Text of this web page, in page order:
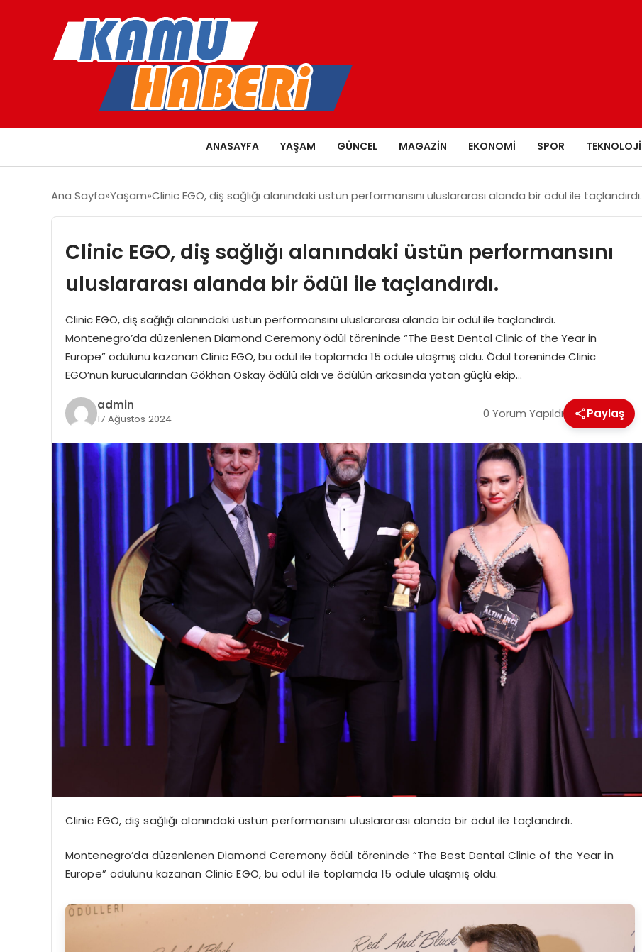
ANASAYFA YAŞAM GÜNCEL MAGAZIN EKONOMI SPOR TEKNOLOJI
Ana Sayfa Yaşam Clinic EGO, diş sağlığı alanındaki üstün performansını uluslararası alanda bir ödül ile taçlandırdı.
Clinic EGO, diş sağlığı alanındaki üstün performansını
uluslararası alanda bir ödül ile taçlandırdı.
Clinic EGO, diş sağlığı alanındaki üstün performansını uluslararası alanda bir ödül ile taçlandırdı.
Montenegro’da düzenlenen Diamond Ceremony ödül töreninde “The Best Dental Clinic of the Year in
Europe” ödülünü kazanan Clinic EGO, bu ödül ile toplamda 15 ödüle ulaşmış oldu. Ödül töreninde Clinic
EGO’nun kurucularından Gökhan Oskay ödülü aldı ve ödülün arkasında yatan güçlü ekip…
admin
17 Ağustos 2024 0 Yorum Yapıldı Paylaş
Clinic EGO, diş sağlığı alanındaki üstün performansını uluslararası alanda bir ödül ile taçlandırdı.
Montenegro’da düzenlenen Diamond Ceremony ödül töreninde “The Best Dental Clinic of the Year in
Europe” ödülünü kazanan Clinic EGO, bu ödül ile toplamda 15 ödüle ulaşmış oldu.